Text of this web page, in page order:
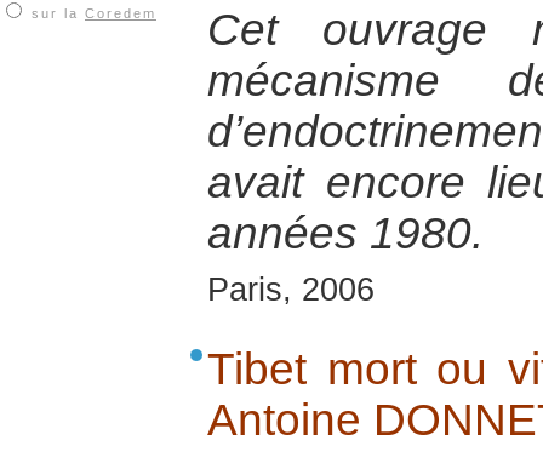
sur la Coredem
Cet ouvrage
mécanisme
avait encore
années 1980.
Paris, 2006
Tibet mort ou
Antoine